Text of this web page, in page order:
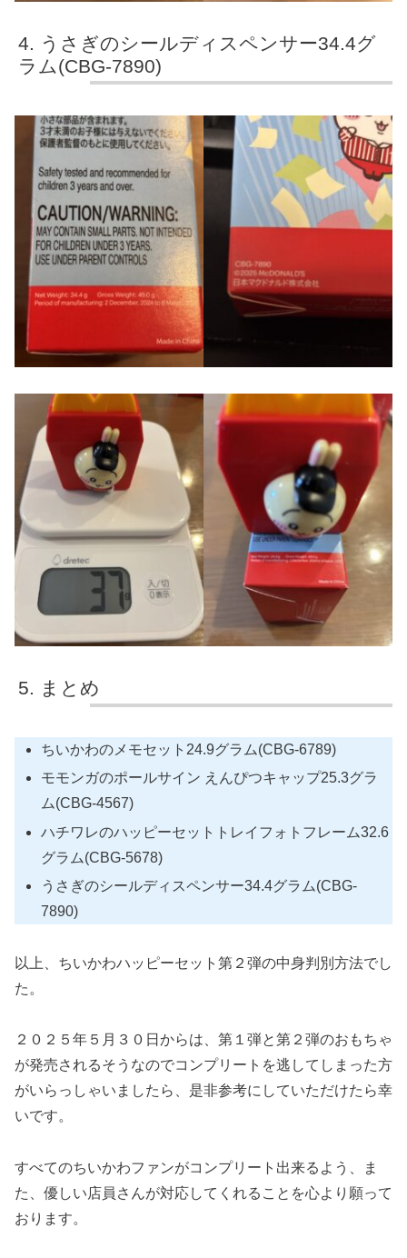
うさぎのシールディスペンサー34.4グ
ラム(CBG-7890)
まとめ
ちいかわのメモセット24.9グラム(CBG-6789)
モモンガのポールサイン えんぴつキャップ25.3グラ
ム(CBG-4567)
ハチワレのハッピーセットトレイフォトフレーム32.6
グラム(CBG-5678)
うさぎのシールディスペンサー34.4グラム(CBG-
7890)
以上、ちいかわハッピーセット第２弾の中身判別方法でし
た。
２０２５年５月３０日からは、第１弾と第２弾のおもちゃ
が発売されるそうなのでコンプリートを逃してしまった方
がいらっしゃいましたら、是非参考にしていただけたら幸
いです。
すべてのちいかわファンがコンプリート出来るよう、ま
た、優しい店員さんが対応してくれることを心より願って
おります。